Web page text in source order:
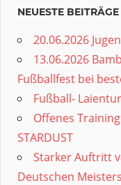
NEUESTE BEITRÄGE
20.06.2026
13.06.2026
Fußballfest bei
Fußball-
Offenes
STARDUST
Starker Auftritt
Deutschen